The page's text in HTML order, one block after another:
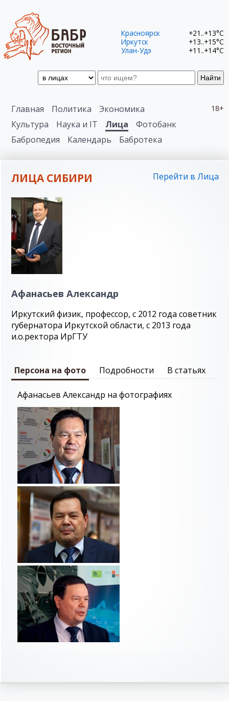
Найти
Красноярск
+21..+13°C
Иркутск
+13..+15°C
Улан-Удэ
+11..+14°C
18+
Главная Политика
Экономика
Культура
Наука и IT Лица
Фотобанк
Бабропедия
Календарь Бабротека
ЛИЦА СИБИРИ Перейти в Лица
Афанасьев Александр
Иркутский физик, профессор, с 2012 года советник
губернатора Иркутской области, с 2013 года
и.о.ректора ИрГТУ
Персона на фото Подробности В статьях
Афанасьев Александр на фотографиях